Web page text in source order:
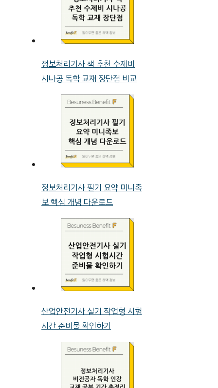
정보처리기사 책 추천 수제비
시나공 독학 교재 장단점 비교
정보처리기사 필기 요약 미니족
보 핵심 개념 다운로드
산업안전기사 실기 작업형 시험
시간 준비물 확인하기